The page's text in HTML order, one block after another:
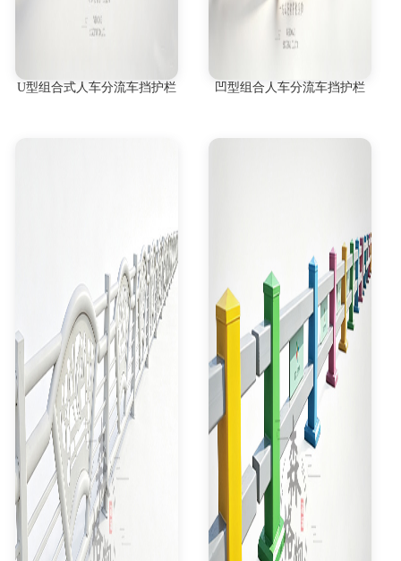
U型组合式人车分流车挡护栏 凹型组合人车分流车挡护栏